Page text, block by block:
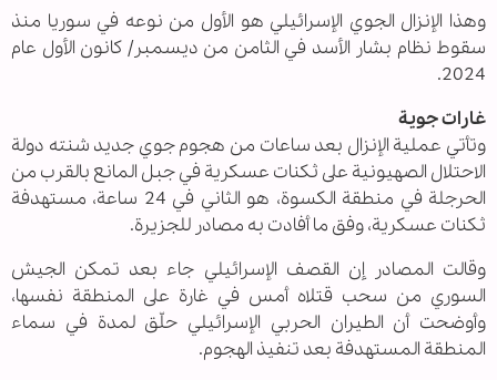
وهذا الإنزال الجوي الإسرائيلي هو الأول من نوعه في سوريا منذ
سقوط نظام بشار الأسد في الثامن من ديسمبر/ كانون الأول عام
2024.
غارات جوية
وتأتي عملية الإنزال بعد ساعات من هجوم جوي جديد شنته دولة
الاحتلال الصهيونية على ثكنات عسكرية في جبل المانع بالقرب من
الحرجلة في منطقة الكسوة، هو الثاني في 24 ساعة، مستهدفة
ثكنات عسكرية، وفق ما أفادت به مصادر للجزيرة.
وقالت المصادر إن القصف الإسرائيلي جاء بعد تمكن الجيش
السوري من سحب قتلاه أمس في غارة على المنطقة نفسها،
وأوضحت أن الطيران الحربي الإسرائيلي حلّق لمدة في سماء
المنطقة المستهدفة بعد تنفيذ الهجوم.